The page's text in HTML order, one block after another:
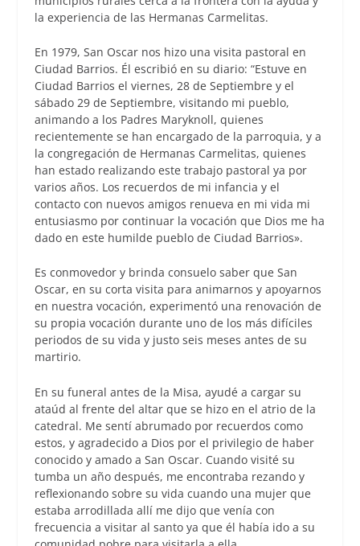
la experiencia de las Hermanas Carmelitas.
En 1979, San Oscar nos hizo una visita pastoral en
Ciudad Barrios. Él escribió en su diario: “Estuve en
Ciudad Barrios el viernes, 28 de Septiembre y el
sábado 29 de Septiembre, visitando mi pueblo,
animando a los Padres Maryknoll, quienes
recientemente se han encargado de la parroquia, y a
la congregación de Hermanas Carmelitas, quienes
han estado realizando este trabajo pastoral ya por
varios años. Los recuerdos de mi infancia y el
contacto con nuevos amigos renueva en mi vida mi
entusiasmo por continuar la vocación que Dios me ha
dado en este humilde pueblo de Ciudad Barrios».
Es conmovedor y brinda consuelo saber que San
Oscar, en su corta visita para animarnos y apoyarnos
en nuestra vocación, experimentó una renovación de
su propia vocación durante uno de los más difíciles
periodos de su vida y justo seis meses antes de su
martirio.
En su funeral antes de la Misa, ayudé a cargar su
ataúd al frente del altar que se hizo en el atrio de la
catedral. Me sentí abrumado por recuerdos como
estos, y agradecido a Dios por el privilegio de haber
conocido y amado a San Oscar. Cuando visité su
tumba un año después, me encontraba rezando y
reflexionando sobre su vida cuando una mujer que
estaba arrodillada allí me dijo que venía con
frecuencia a visitar al santo ya que él había ido a su